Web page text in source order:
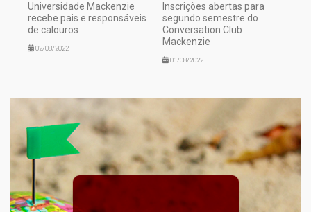
Universidade Mackenzie
recebe pais e responsáveis
de calouros
02/08/2022
Inscrições abertas para
segundo semestre do
Conversation Club
Mackenzie
01/08/2022